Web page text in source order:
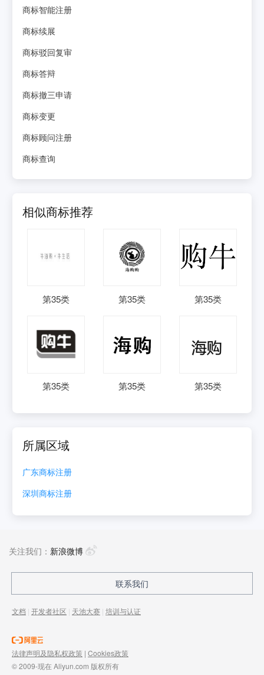
商标智能注册
商标续展
商标驳回复审
商标答辩
商标撤三申请
商标变更
商标顾问注册
商标查询
相似商标推荐
第35类 第35类 第35类
第35类 第35类 第35类
所属区域
广东商标注册
深圳商标注册